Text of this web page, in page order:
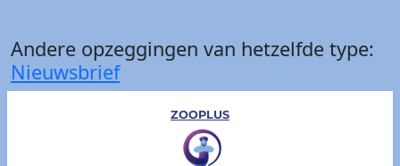
Andere opzeggingen van hetzelfde type:
Nieuwsbrief
ZOOPLUS